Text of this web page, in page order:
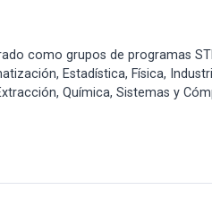
como grupos de programas
Estadística, Física,
Química, Sistemas y